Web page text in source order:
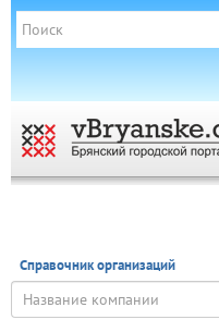
Справочник организаций